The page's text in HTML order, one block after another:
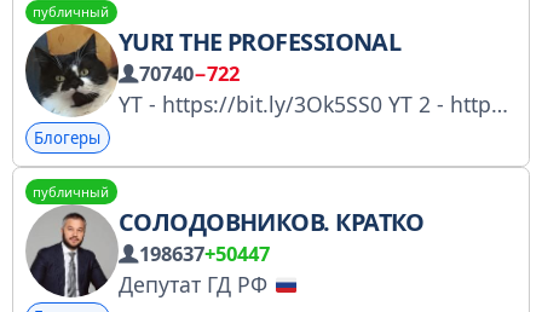
публичный
YURI THE PROFESSIONAL
70740−722
YT - https://bit.ly/3Ok5SS0 YT 2 - https://bit.ly/3xED80F https://boosty.to/yuritheprofessional Реклама в ТГ - https://t.me/Blossom_Agency_Tg РКН 4813476749 https://knd.gov.ru/license?id=673b39831039886b1df617b8&registryType=bloggersPermission
Блогеры
публичный
СОЛОДОВНИКОВ. КРАТКО
198637+50447
Депутат ГД РФ